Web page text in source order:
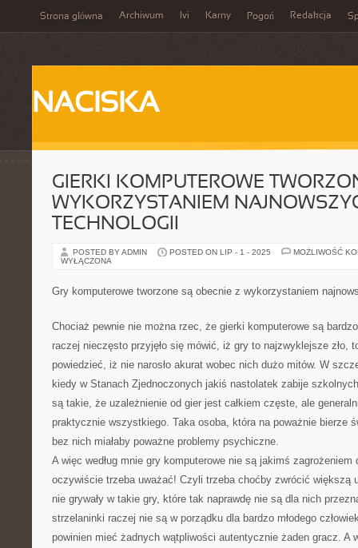
Strona główna Archiwum Ivi Karny Pogoń Redakcja
NACISKA
GIERKI KOMPUTEROWE
WYKORZYSTANIEM
TECHNOLOGII
POSTED BY ADMIN POSTED ON LIP - 1 - 2025
MOŻLIWOŚĆ
WYŁĄCZONA
Gry komputerowe tworzone są obecnie z wykorzystaniem
Chociaż pewnie nie można rzec, że gierki komputerowe są
raczej nieczęsto przyjęło się mówić, iż gry to najzwyklejsze zło,
powiedzieć, iż nie narosło akurat wobec nich dużo mitów. W
kiedy w Stanach Zjednoczonych jakiś nastolatek zabije
są takie, że uzależnienie od gier jest całkiem częste, ale
praktycznie wszystkiego. Taka osoba, która na poważnie bierze
bez nich miałaby poważne problemy psychiczne.
A więc według mnie gry komputerowe nie są jakimś zagrożeniem
oczywiście trzeba uważać! Czyli trzeba choćby zwrócić większą
nie grywały w takie gry, które tak naprawdę nie są dla nich
strzelaninki raczej nie są w porządku dla bardzo młodego
powinien mieć żadnych wątpliwości autentycznie żaden gracz. A